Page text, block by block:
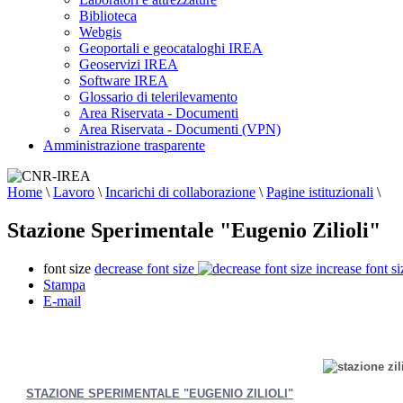
Biblioteca
Webgis
Geoportali e geocataloghi IREA
Geoservizi IREA
Software IREA
Glossario di telerilevamento
Area Riservata - Documenti
Area Riservata - Documenti (VPN)
Amministrazione trasparente
Home \ Lavoro \ Incarichi di collaborazione \ Pagine istituzionali \
Stazione Sperimentale "Eugenio Zilioli"
font size decrease font size
increase font
Stampa
E-mail
STAZIONE SPERIMENTALE "EUGENIO ZILIOLI"